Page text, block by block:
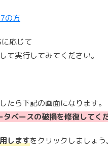
の方
応じて
て実行してみてください。
たら下記の画面になります。
ベースの破損を修復してく
しますをクリックしましょう